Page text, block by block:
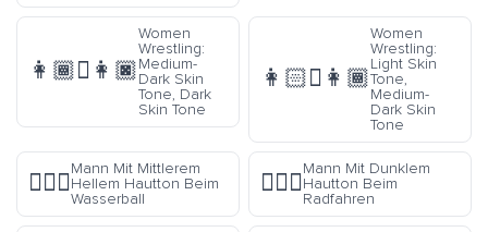
👩🏾‍🫯‍👩🏿
Women
Wrestling:
Medium-
Dark Skin
Tone, Dark
Skin Tone
👩🏻‍🫯‍👩🏾
Women
Wrestling:
Light Skin
Tone,
Medium-
Dark Skin
Tone
🤽🏼‍♂️
Mann Mit Mittlerem
Hellem Hautton Beim
Wasserball
🚴🏿‍♂️
Mann Mit Dunklem
Hautton Beim
Radfahren